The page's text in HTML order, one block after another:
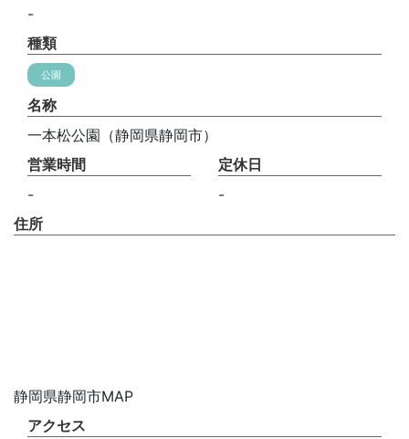
-
種類
公園
名称
一本松公園（静岡県静岡市）
営業時間
-
定休日
-
住所
静岡県静岡市MAP
アクセス